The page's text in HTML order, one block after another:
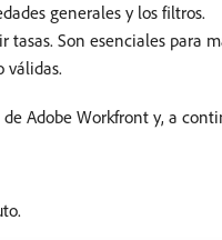
generales y los filtros.
Son esenciales para
válidas.
Adobe Workfront y, a